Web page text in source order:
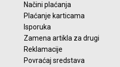
Načini plaćanja
Plaćanje karticama
Isporuka
Zamena artikla za drugi
Reklamacije
Povraćaj sredstava